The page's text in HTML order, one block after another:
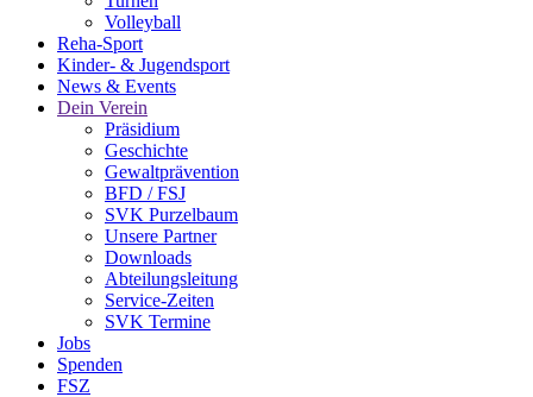
Volleyball
Reha-Sport
Kinder- & Jugendsport
News & Events
Dein Verein
Präsidium
Geschichte
Gewaltprävention
BFD / FSJ
SVK Purzelbaum
Unsere Partner
Downloads
Abteilungsleitung
Service-Zeiten
SVK Termine
Jobs
Spenden
FSZ